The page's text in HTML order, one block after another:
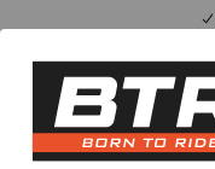
Alle Produkte
Mein Konto
Suchen